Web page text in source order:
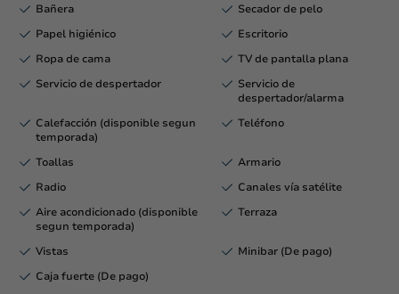
Bañera
Secador de pelo
Papel higiénico
Escritorio
Ropa de cama
TV de pantalla plana
Servicio de despertador
Servicio de
despertador/alarma
Calefacción (disponible segun
temporada)
Teléfono
Toallas
Armario
Radio
Canales vía satélite
Aire acondicionado (disponible
segun temporada)
Terraza
Vistas
Minibar (De pago)
Caja fuerte (De pago)